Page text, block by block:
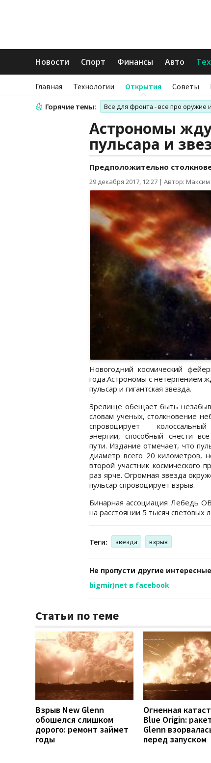
Новости Спорт Финансы Авто
Главная Технологии Открытия Советы
Горячие темы: Все для фронта - все про оружие
Астрономы
пульсара и
Предположительно
29 декабря 2017, 12:27 | Автор: Максим
Новогодний космический
года.Астрономы с нетерпением
пульсар и гигантская звезда.
Зрелище обещает быть
словам ученых, столкновение
спровоцирует
энергии, способный снести
пути. Издание отмечает, что
диаметр всего 20 километров,
второй участник космического
раз ярче. Огромная звезда
пульсар спровоцирует взрыв.
Бинарная ассоциация Лебедь
на расстоянии 5 тысяч световых
Теги: звезда взрыв
Не пропусти другие
bigmir)net в facebook
Статьи по теме
Взрыв New Glenn
обошелся слишком
дорого: ремонт займет
годы
Огненная
Blue Origin:
Glenn
перед запуском